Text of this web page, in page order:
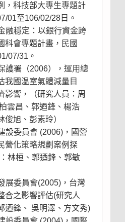
，科技部大專生專題計
01至106/02/28日。
融穩定：以銀行資金跨
科會專題計畫，民國
07/31。
護署（2006），運用總
我國温室氣體減量目
影響，（研究人員：周
雲昌、郭迺鋒、楊浩
俊旭、彭素玲）
設委員會 (2006)，國營
營化策略規劃案例探
林桓、郭迺鋒、郭敏
展委員會(2005)，台灣
合之影響評估(研究人
迺鋒、 吳明澤、方文秀)